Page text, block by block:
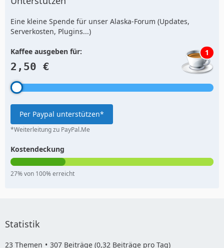
Eine kleine Spende für unser Alaska-Forum (Updates,
Serverkosten, Plugins...)
Kaffee ausgeben für:
2,50 €
1
Per Paypal unterstützen*
*Weiterleitung zu PayPal.Me
Kostendeckung
27% von 100% erreicht
Statistik
23 Themen 307 Beiträge (0,32 Beiträge pro Tag)